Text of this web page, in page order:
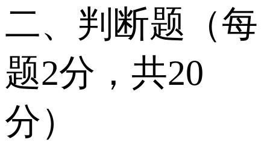
二、判断题（每
题2分，共20
分）